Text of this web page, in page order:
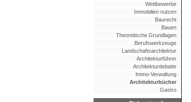
Wettbewerbe
Immobilien nutzen
Baurecht
Bauen
Theoretische Grundlagen
Berufswerkzeuge
Landschaftsarchitektur
Architekturführer
Architekturdebatte
Immo-Verwaltung
Architekturbücher
Gastro